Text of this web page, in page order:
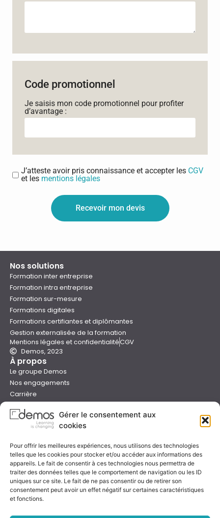
Gérer le consentement aux
cookies
Pour offrir les meilleures expériences, nous utilisons des technologies
telles que les cookies pour stocker et/ou accéder aux informations des
appareils. Le fait de consentir à ces technologies nous permettra de
traiter des données telles que le comportement de navigation ou les ID
uniques sur ce site. Le fait de ne pas consentir ou de retirer son
consentement peut avoir un effet négatif sur certaines caractéristiques
et fonctions.
Code promotionnel
Je saisis mon code promotionnel pour profiter
d’avantage :
J’atteste avoir pris connaissance et accepter les CGV
et les mentions légales
Recevoir mon devis
Nos solutions
Formation inter entreprise
Formation intra entreprise
Formation sur-mesure
Formations digitales
Formations certifiantes et diplômantes
Gestion externalisée de la formation
Mentions légales et confidentialitéCGV
Demos, 2023
À propos
Le groupe Demos
Nos engagements
Carrière
Presse
Catalogues
Aide
Nous contacter
Nous trouver
Préparer sa formation
Sessions garanties
Qualité & certification